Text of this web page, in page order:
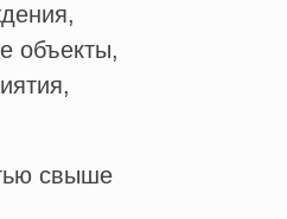
объекты,
свыше